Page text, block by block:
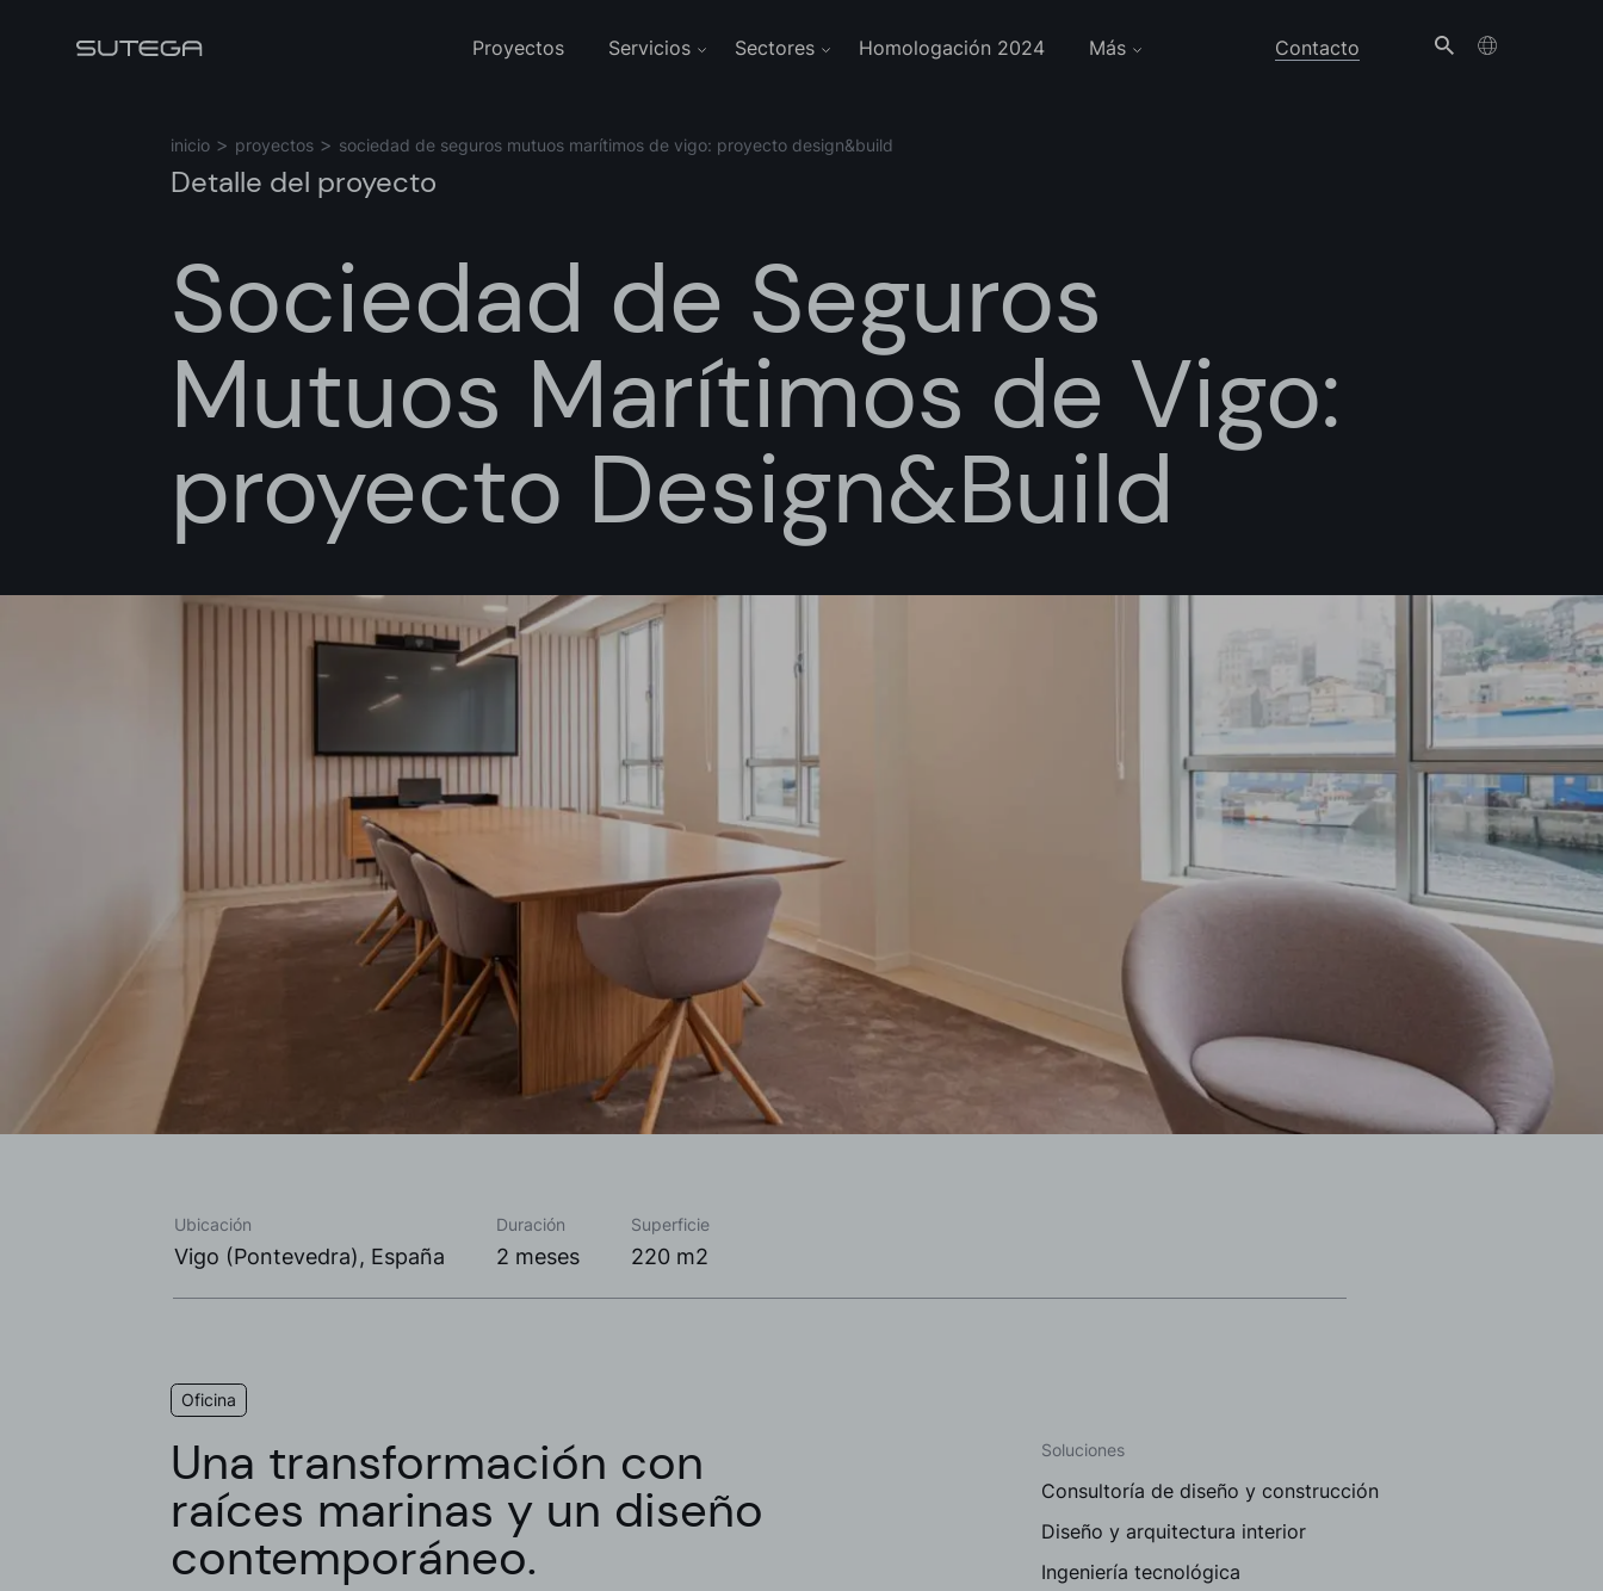
Contacto
Proyectos Servicios Sectores Homologación 2024 Más
inicio proyectos sociedad de seguros mutuos marítimos de vigo: proyecto design&build
Detalle del proyecto
Sociedad de Seguros
Mutuos Marítimos de Vigo:
proyecto Design&Build
Ubicación Duración Superficie
Vigo (Pontevedra), España 2 meses 220 m2
Oficina
Una transformación con
raíces marinas y un diseño
contemporáneo.
Soluciones
Consultoría de diseño y construcción
Diseño y arquitectura interior
Ingeniería tecnológica
Correo*